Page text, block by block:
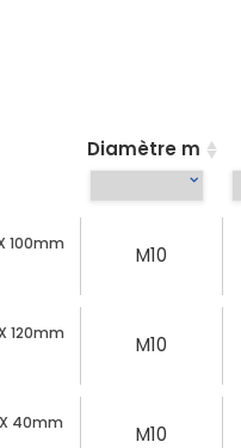
Diamètre m
100mm
M10
120mm
M10
40mm
M10